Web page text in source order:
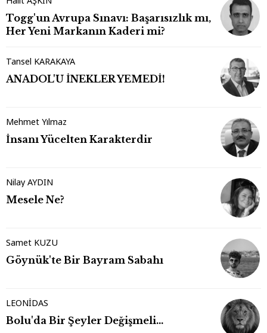
Togg'un Avrupa Sınavı: Başarısızlık mı,
Her Yeni Markanın Kaderi mi?
Tansel KARAKAYA
ANADOL'U İNEKLER YEMEDİ!
Mehmet Yılmaz
İnsanı Yücelten Karakterdir
Nilay AYDIN
Mesele Ne?
Samet KUZU
Göynük'te Bir Bayram Sabahı
LEONİDAS
Bolu'da Bir Şeyler Değişmeli…